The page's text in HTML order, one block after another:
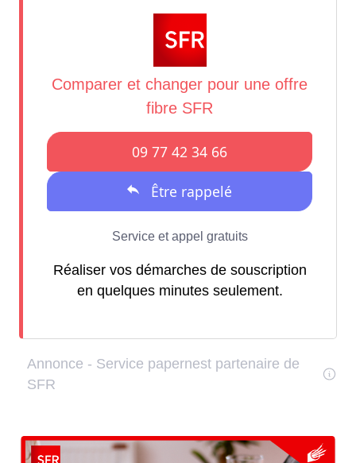
Réaliser vos démarches de souscription
en quelques minutes seulement.